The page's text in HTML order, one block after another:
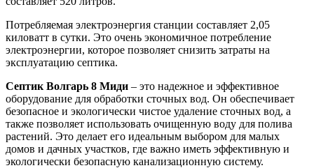
Потребляемая электроэнергия станции составляет 2,05
киловатт в сутки. Это очень экономичное потребление
электроэнергии, которое позволяет снизить затраты на
эксплуатацию септика.
Септик Волгарь 8 Миди – это надежное и эффективное
оборудование для обработки сточных вод. Он обеспечивает
безопасное и экологически чистое удаление сточных вод, а
также позволяет использовать очищенную воду для полива
растений. Это делает его идеальным выбором для малых
домов и дачных участков, где важно иметь эффективную и
экологически безопасную канализационную систему.